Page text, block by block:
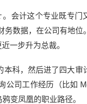
。会计这个专业既专门
务数据，在公司有地位
一步升为总裁。
本科，然后进了四大审
公司工作经历（比如
变凤凰的职业路径。